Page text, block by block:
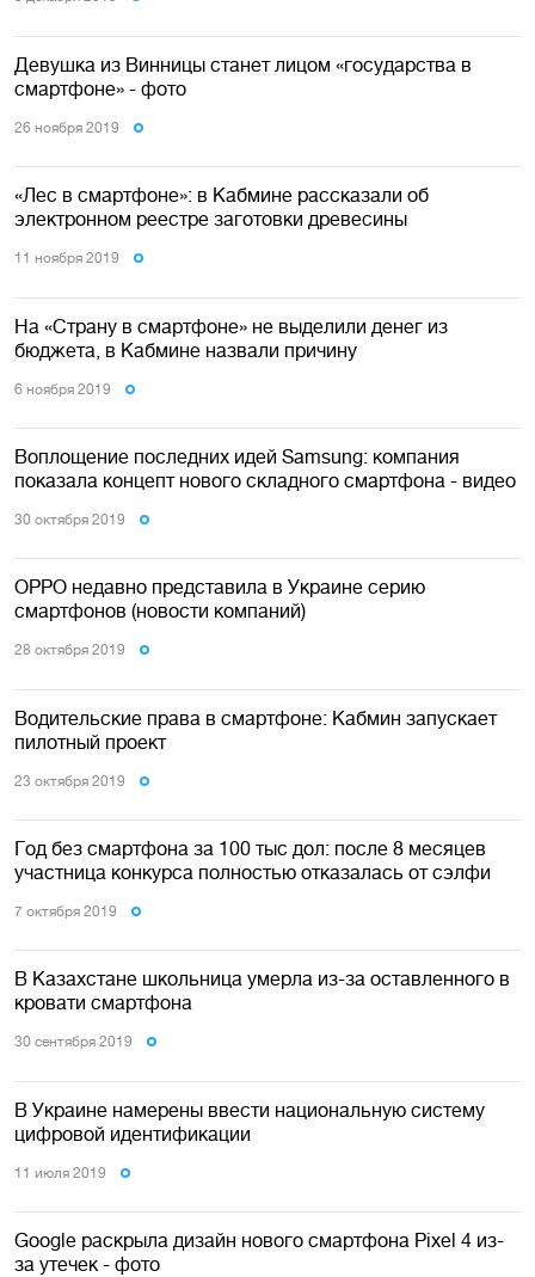
Девушка из Винницы станет лицом «государства в
смартфоне» - фото
26 ноября 2019
«Лес в смартфоне»: в Кабмине рассказали об
электронном реестре заготовки древесины
11 ноября 2019
На «Страну в смартфоне» не выделили денег из
бюджета, в Кабмине назвали причину
6 ноября 2019
Воплощение последних идей Samsung: компания
показала концепт нового складного смартфона - видео
30 октября 2019
OPPO недавно представила в Украине серию
смартфонов (новости компаний)
28 октября 2019
Водительские права в смартфоне: Кабмин запускает
пилотный проект
23 октября 2019
Год без смартфона за 100 тыс дол: после 8 месяцев
участница конкурса полностью отказалась от сэлфи
7 октября 2019
В Казахстане школьница умерла из-за оставленного в
кровати смартфона
30 сентября 2019
В Украине намерены ввести национальную систему
цифровой идентификации
11 июля 2019
Google раскрыла дизайн нового смартфона Pixel 4 из-
за утечек - фото